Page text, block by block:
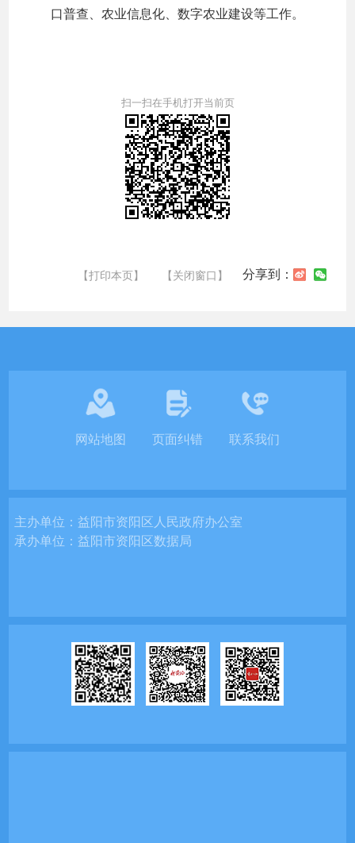
口普查、农业信息化、数字农业建设等工作。
扫一扫在手机打开当前页
【打印本页】 【关闭窗口】 分享到：
网站地图 页面纠错 联系我们
主办单位：益阳市资阳区人民政府办公室
承办单位：益阳市资阳区数据局